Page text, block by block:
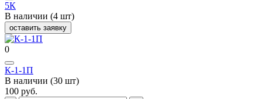
5К
В наличии (4 шт)
оставить заявку
0
К-1-1П
В наличии (30 шт)
100 руб.